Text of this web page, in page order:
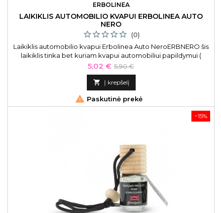
ERBOLINEA
LAIKIKLIS AUTOMOBILIO KVAPUI ERBOLINEA AUTO
NERO
(0)
Laikiklis automobilio kvapui Erbolinea Auto NeroERBNERO šis
laikiklis tinka bet kuriam kvapui automobiliui papildymui (
„Amber“, „Flower“, „Fresh“ ir „Oud“).
Kaina
5,02 € Bazinė
kaina
5,90 €
 Į krepšelį
 Paskutinė prekė
−15%